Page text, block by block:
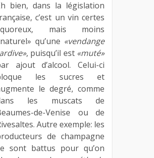
bien, dans la législation
c’est un vin certes
mais moins
qu’une «vendange
, puisqu’il est «muté»
ajout d’alcool. Celui-ci
les sucres et
le degré, comme
les muscats de
de-Venise ou de
Autre exemple: les
de champagne
sont battus pour qu’on